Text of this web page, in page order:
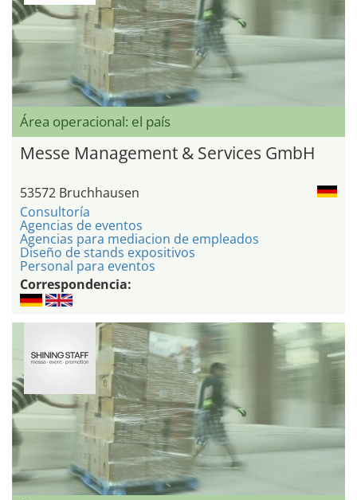
Área operacional: el país
Messe Management & Services GmbH
53572 Bruchhausen
Consultoría
Agencias de eventos
Agencias para mediacion de empleados
Diseño de stands expositivos
Personal para eventos
Correspondencia: